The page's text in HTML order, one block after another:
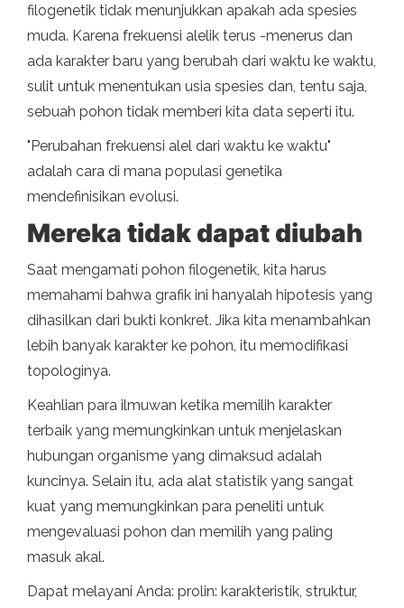
filogenetik tidak menunjukkan apakah ada spesies
muda. Karena frekuensi alelik terus -menerus dan
ada karakter baru yang berubah dari waktu ke waktu,
sulit untuk menentukan usia spesies dan, tentu saja,
sebuah pohon tidak memberi kita data seperti itu.
"Perubahan frekuensi alel dari waktu ke waktu"
adalah cara di mana populasi genetika
mendefinisikan evolusi.
Mereka tidak dapat diubah
Saat mengamati pohon filogenetik, kita harus
memahami bahwa grafik ini hanyalah hipotesis yang
dihasilkan dari bukti konkret. Jika kita menambahkan
lebih banyak karakter ke pohon, itu memodifikasi
topologinya.
Keahlian para ilmuwan ketika memilih karakter
terbaik yang memungkinkan untuk menjelaskan
hubungan organisme yang dimaksud adalah
kuncinya. Selain itu, ada alat statistik yang sangat
kuat yang memungkinkan para peneliti untuk
mengevaluasi pohon dan memilih yang paling
masuk akal.
Dapat melayani Anda: prolin: karakteristik, struktur,